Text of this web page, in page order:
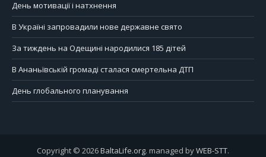
День мотивації і натхнення
В Україні запровадили нове державне свято
За тиждень на Одещині народилися 185 дітей
В Ананьївській громаді сталася смертельна ДТП
День глобального планування
Copyright © 2026BaltaLife.org. managed byWEB-STT.